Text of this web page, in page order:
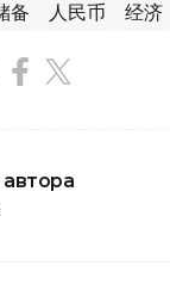
备 人民币 经济
автора